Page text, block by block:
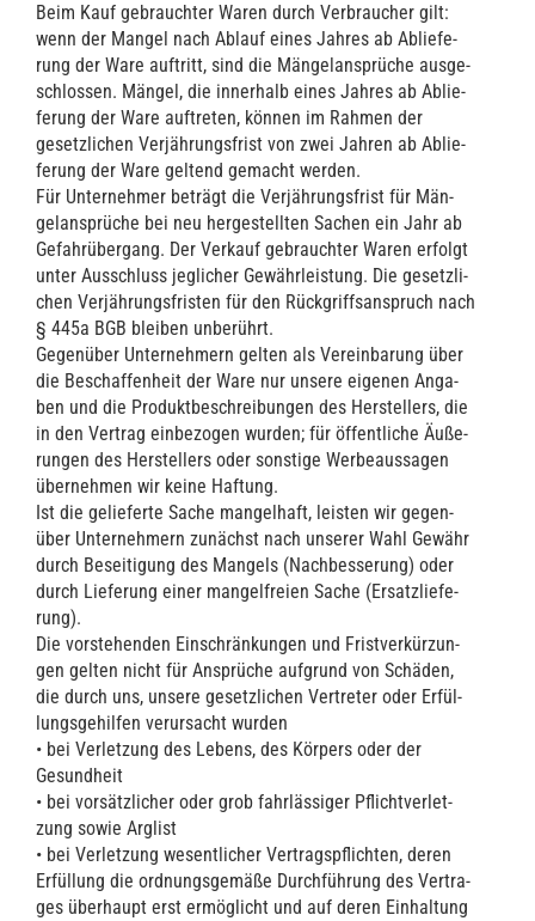
Beim Kauf gebrauch­ter Waren durch Ver­brau­cher gilt:
wenn der Man­gel nach Ablauf eines Jah­res ab Ablie­fe­
rung der Ware auf­tritt, sind die Män­gel­an­sprü­che aus­ge­
schlos­sen. Män­gel, die inner­halb eines Jah­res ab Ablie­
fe­rung der Ware auf­tre­ten, kön­nen im Rah­men der
gesetz­li­chen Ver­jäh­rungs­frist von zwei Jah­ren ab Ablie­
fe­rung der Ware gel­tend gemacht wer­den.
Für Unter­neh­mer beträgt die Ver­jäh­rungs­frist für Män­
gel­an­sprü­che bei neu her­ge­stell­ten Sachen ein Jahr ab
Gefahr­über­gang. Der Ver­kauf gebrauch­ter Waren erfolgt
unter Aus­schluss jeg­li­cher Gewähr­leis­tung. Die gesetz­li­
chen Ver­jäh­rungs­fris­ten für den Rück­griffs­an­spruch nach
§ 445a BGB blei­ben unbe­rührt.
Gegen­über Unter­neh­mern gel­ten als Ver­ein­ba­rung über
die Beschaf­fen­heit der Ware nur unse­re eige­nen Anga­
ben und die Pro­dukt­be­schrei­bun­gen des Her­stel­lers, die
in den Ver­trag ein­be­zo­gen wur­den; für öffent­li­che Äuße­
run­gen des Her­stel­lers oder sons­ti­ge Wer­be­aus­sa­gen
über­neh­men wir kei­ne Haf­tung.
Ist die gelie­fer­te Sache man­gel­haft, leis­ten wir gegen­
über Unter­neh­mern zunächst nach unse­rer Wahl Gewähr
durch Besei­ti­gung des Man­gels (Nach­bes­se­rung) oder
durch Lie­fe­rung einer man­gel­frei­en Sache (Ersatz­lie­fe­
rung).
Die vor­ste­hen­den Ein­schrän­kun­gen und Frist­ver­kür­zun­
gen gel­ten nicht für Ansprü­che auf­grund von Schä­den,
die durch uns, unse­re gesetz­li­chen Ver­tre­ter oder Erfül­
lungs­ge­hil­fen ver­ur­sacht wur­den
• bei Ver­let­zung des Lebens, des Kör­pers oder der
Gesund­heit
• bei vor­sätz­li­cher oder grob fahr­läs­si­ger Pflicht­ver­let­
zung sowie Arg­list
• bei Ver­let­zung wesent­li­cher Ver­trags­pflich­ten, deren
Erfül­lung die ord­nungs­ge­mä­ße Durch­füh­rung des Ver­tra­
ges über­haupt erst ermög­licht und auf deren Ein­hal­tung